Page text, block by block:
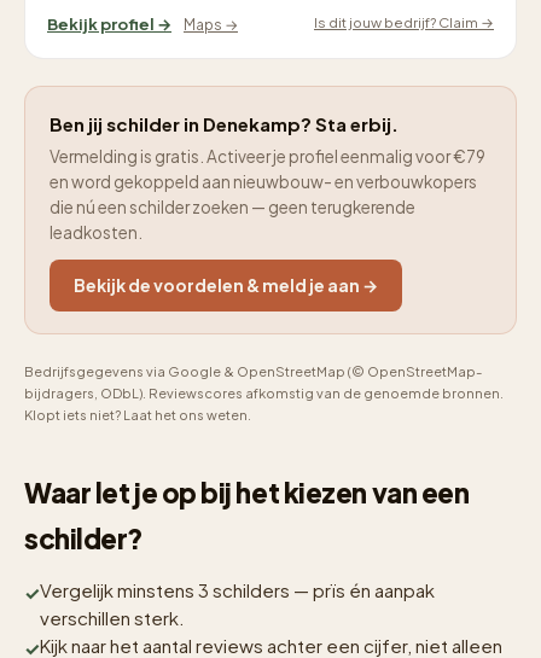
Bekijk profiel → Maps → Is dit jouw bedrijf? Claim →
Ben jij schilder in Denekamp? Sta erbij.
Vermelding is gratis. Activeer je profiel eenmalig voor €79
en word gekoppeld aan nieuwbouw- en verbouwkopers
die nú een schilder zoeken — geen terugkerende
leadkosten.
Bekijk de voordelen & meld je aan →
Bedrijfsgegevens via Google & OpenStreetMap (© OpenStreetMap-
bijdragers, ODbL). Reviewscores afkomstig van de genoemde bronnen.
Klopt iets niet? Laat het ons weten.
Waar let je op bij het kiezen van een
schilder?
Vergelijk minstens 3 schilders — prïs én aanpak
verschillen sterk.
Kijk naar het aantal reviews achter een cijfer, niet alleen